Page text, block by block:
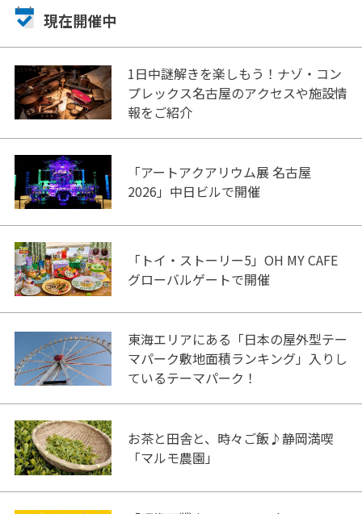
現在開催中
1日中謎解きを楽しもう！ナゾ・コン
プレックス名古屋のアクセスや施設情
報をご紹介
「アートアクアリウム展 名古屋
2026」中日ビルで開催
「トイ・ストーリー5」OH MY CAFE
グローバルゲートで開催
東海エリアにある「日本の屋外型テー
マパーク敷地面積ランキング」入りし
ているテーマパーク！
お茶と田舎と、時々ご飯♪静岡満喫
「マルモ農園」